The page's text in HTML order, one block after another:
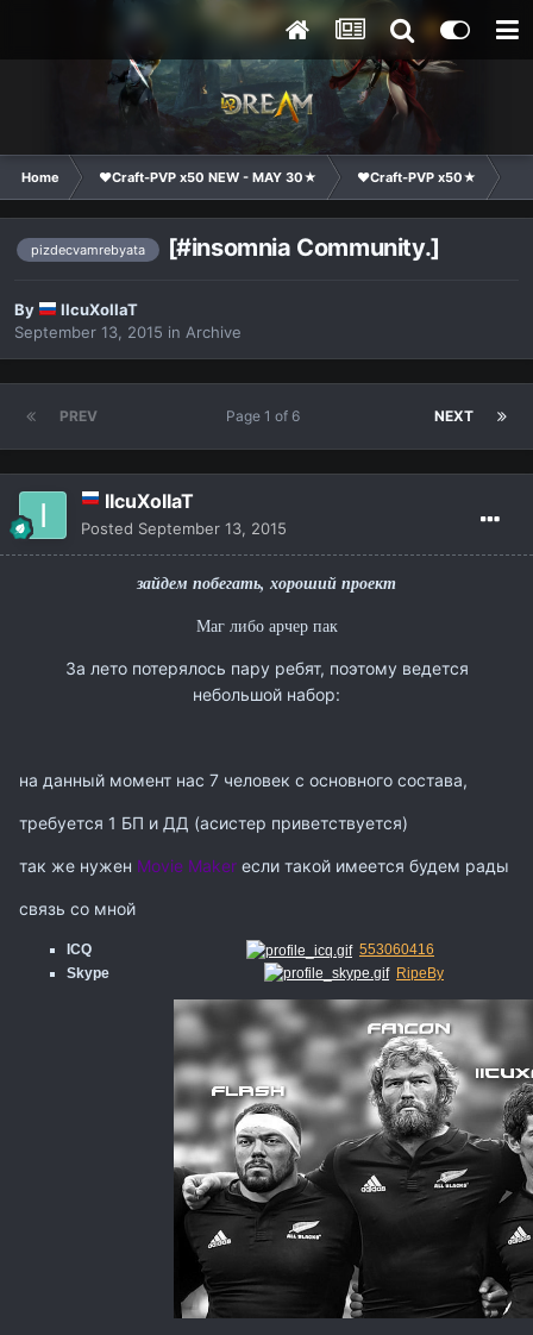
Home ❤Craft-PVP x50 NEW - MAY 30★ ❤Craft-PVP x50★
pizdecvamrebyata [#insomnia Community.]
By
IIcuXoIIaT
September 13, 2015 in Archive
PREV NEXT
Page 1 of 6
IIcuXoIIaT
Posted September 13, 2015
зайдем побегать, хороший проект
Маг либо арчер пак
За лето потерялось пару ребят, поэтому ведется
небольшой набор:
на данный момент нас 7 человек с основного состава,
требуется 1 БП и ДД (асистер приветствуется)
так же нужен Movie Maker если такой имеется будем рады
связь со мной
ICQ
553060416
Skype
RipeBy